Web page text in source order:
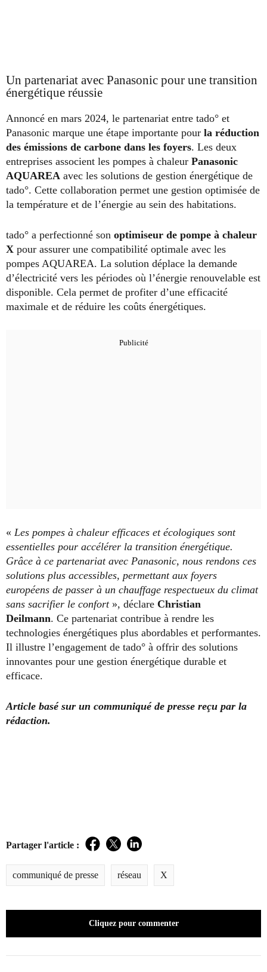
Un partenariat avec Panasonic pour une transition
énergétique réussie
Annoncé en mars 2024, le partenariat entre tado° et
Panasonic marque une étape importante pour la réduction
des émissions de carbone dans les foyers. Les deux
entreprises associent les pompes à chaleur Panasonic
AQUAREA avec les solutions de gestion énergétique de
tado°. Cette collaboration permet une gestion optimisée de
la température et de l’énergie au sein des habitations.
tado° a perfectionné son optimiseur de pompe à chaleur
X pour assurer une compatibilité optimale avec les
pompes AQUAREA. La solution déplace la demande
d’électricité vers les périodes où l’énergie renouvelable est
disponible. Cela permet de profiter d’une efficacité
maximale et de réduire les coûts énergétiques.
« Les pompes à chaleur efficaces et écologiques sont
essentielles pour accélérer la transition énergétique.
Grâce à ce partenariat avec Panasonic, nous rendons ces
solutions plus accessibles, permettant aux foyers
européens de passer à un chauffage respectueux du climat
sans sacrifier le confort», déclare Christian
Deilmann. Ce partenariat contribue à rendre les
technologies énergétiques plus abordables et performantes.
Il illustre l’engagement de tado° à offrir des solutions
innovantes pour une gestion énergétique durable et
efficace.
Article basé sur un communiqué de presse reçu par la
rédaction.
Partager l'article : Facebook
TwitterLinkedIn
communiqué de presse réseau X
Cliquez pour commenter